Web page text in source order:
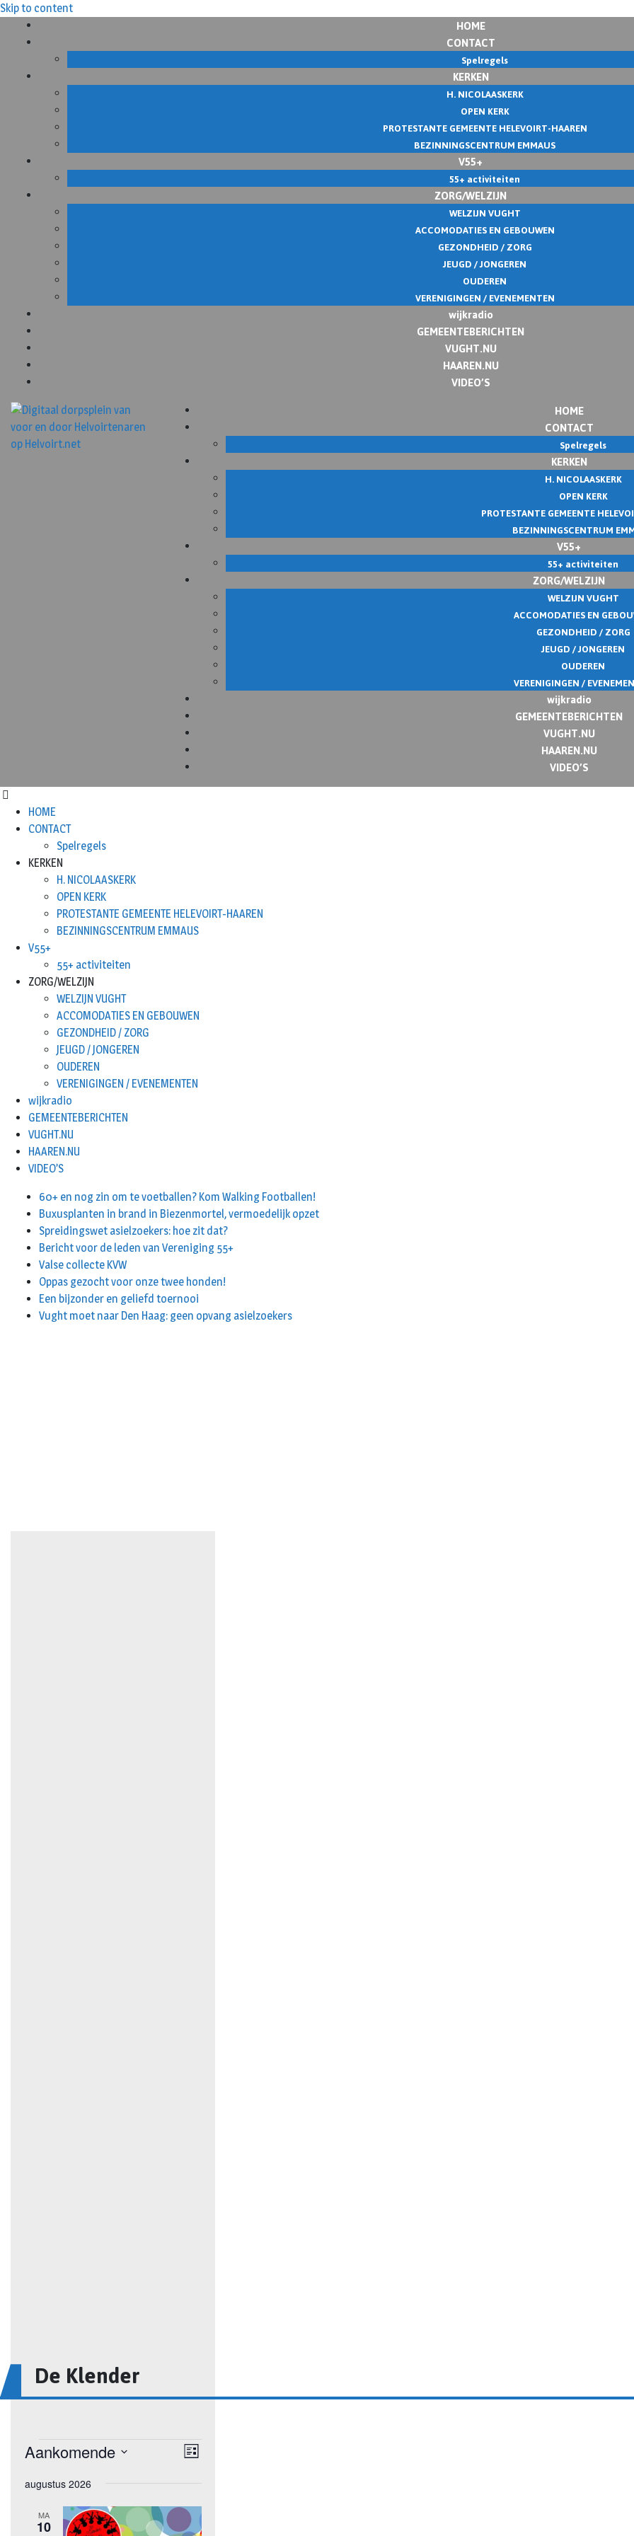
Skip to content
HOME
CONTACT
Spelregels
KERKEN
H. NICOLAASKERK
OPEN KERK
PROTESTANTE GEMEENTE HELEVOIRT-HAAREN
BEZINNINGSCENTRUM EMMAUS
V55+
55+ activiteiten
ZORG/WELZIJN
WELZIJN VUGHT
ACCOMODATIES EN GEBOUWEN
GEZONDHEID / ZORG
JEUGD / JONGEREN
OUDEREN
VERENIGINGEN / EVENEMENTEN
wijkradio
GEMEENTEBERICHTEN
VUGHT.NU
HAAREN.NU
VIDEO’S
HOME
CONTACT
Spelregels
KERKEN
H. NICOLAASKERK
OPEN KERK
PROTESTANTE GEMEENTE
BEZINNINGSCENTRUM
V55+
55+ activiteiten
ZORG/WELZIJN
WELZIJN VUGHT
ACCOMODATIES EN
GEZONDHEID / ZORG
JEUGD / JONGEREN
OUDEREN
VERENIGINGEN /
wijkradio
GEMEENTEBERICHTEN
VUGHT.NU
HAAREN.NU
VIDEO’S
HOME
CONTACT
Spelregels
KERKEN
H. NICOLAASKERK
OPEN KERK
PROTESTANTE GEMEENTE HELEVOIRT-HAAREN
BEZINNINGSCENTRUM EMMAUS
V55+
55+ activiteiten
ZORG/WELZIJN
WELZIJN VUGHT
ACCOMODATIES EN GEBOUWEN
GEZONDHEID / ZORG
JEUGD / JONGEREN
OUDEREN
VERENIGINGEN / EVENEMENTEN
wijkradio
GEMEENTEBERICHTEN
VUGHT.NU
HAAREN.NU
VIDEO’S
60+ en nog zin om te voetballen? Kom Walking Footballen!
Buxusplanten in brand in Biezenmortel, vermoedelijk opzet
Spreidingswet asielzoekers: hoe zit dat?
Bericht voor de leden van Vereniging 55+
Valse collecte KVW
Oppas gezocht voor onze twee honden!
Een bijzonder en geliefd toernooi
Vught moet naar Den Haag: geen opvang asielzoekers
De Klender